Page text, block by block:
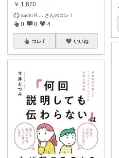
￥ 1,870
sachi R さんのコレ！
0 0 4
コレ いいね